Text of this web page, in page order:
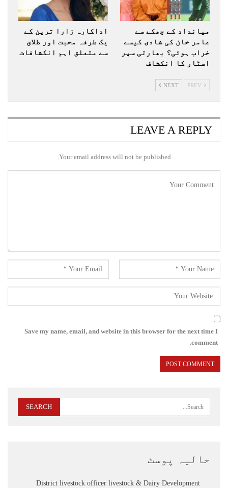
میانداد کے چھکے سے
عامر خان کی شادی کیسے
خراب ہوئی؟ بھارتی سپر
اسٹار کا انکشاف
اداکارہ زارا ترین کے
یک طرفہ محبت اور طلاق
سے متعلق اہم انکشافات
NEXT
LEAVE A REPLY
Your email address will not be published.
Save my name, email, and website in this browser for the next time I
comment.
حالیہ پوسٹ
District livestock officer livestock & Dairy Development